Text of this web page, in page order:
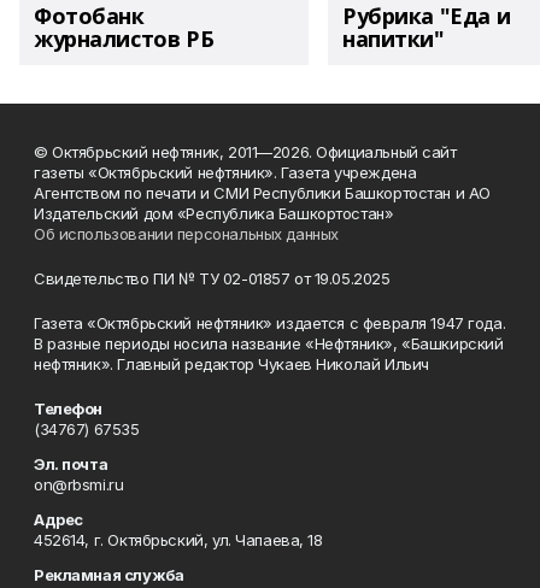
Фотобанк
журналистов РБ
Рубрика "Еда и
напитки"
© Октябрьский нефтяник, 2011—2026. Официальный сайт
газеты «Октябрьский нефтяник». Газета учреждена
Агентством по печати и СМИ Республики Башкортостан и АО
Издательский дом «Республика Башкортостан»
Об использовании персональных данных
Свидетельство ПИ № ТУ 02-01857 от 19.05.2025
Газета «Октябрьский нефтяник» издается с февраля 1947 года.
В разные периоды носила название «Нефтяник», «Башкирский
нефтяник». Главный редактор Чукаев Николай Ильич
Телефон
(34767) 67535
Эл. почта
on@rbsmi.ru
Адрес
452614, г. Октябрьский, ул. Чапаева, 18
Рекламная служба